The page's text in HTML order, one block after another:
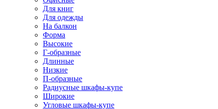
Для книг
Для одежды
На балкон
Форма
Высокие
Г-образные
Длинные
Низкие
П-образные
Радиусные шкафы-купе
Широкие
Угловые шкафы-купе